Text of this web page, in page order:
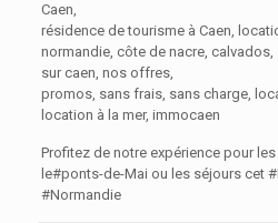
Caen,
résidence de tourisme à Caen,
normandie, côte de nacre, calvados,
sur caen, nos offres,
promos, sans frais, sans charge,
location à la mer, immocaen
Profitez de notre expérience pour
le#ponts-de-Mai ou les séjours cet
#Normandie